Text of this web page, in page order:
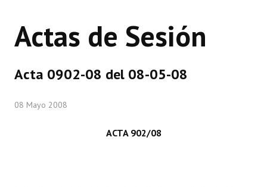
CONCEJO
Comisiones Permanentes
Actas de Sesión
Acta 0902-08 del 08-05-08
08 Mayo 2008
ACTA 902/08